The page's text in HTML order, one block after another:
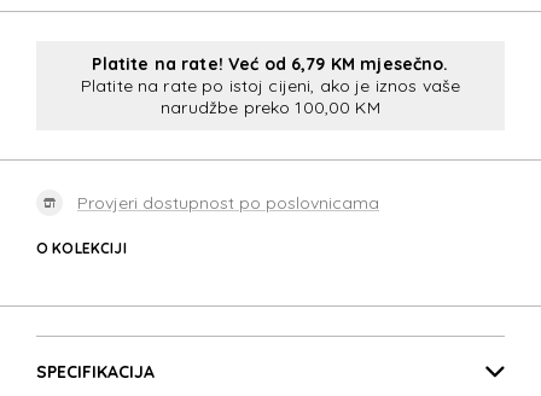
Platite na rate! Već od 6,79 KM mjesečno.
Platite na rate po istoj cijeni, ako je iznos vaše
narudžbe preko 100,00 KM
Provjeri dostupnost po poslovnicama
O KOLEKCIJI
SPECIFIKACIJA
ATTRIX